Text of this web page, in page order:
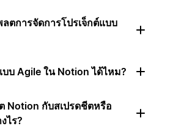
ลตการจัดการโปรเจ็กต์แบบ
บบ Agile ใน Notion ได้ไหม?
Notion กับสเปรดชีตหรือ
ไร?